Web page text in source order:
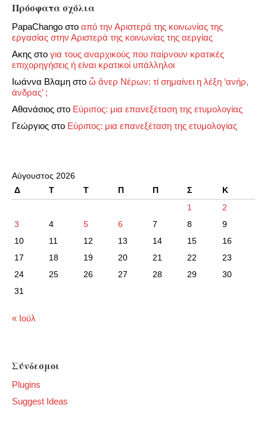
Πρόσφατα σχόλια
PapaChango στο από την Αριστερά της κοινωνίας της
εργασίας στην Αριστερά της κοινωνίας της αεργίας
Ακης στο για τους αναρχικούς που παίρνουν κρατικές
επιχορηγήσεις ή είναι κρατικοί υπάλληλοι
Ιωάννα Βλαμη στο ὦ ἄνερ Νέρων: τί σημαίνει η λέξη ‘ανήρ,
άνδρας’ ;
Αθανάσιος στο Εύριπος: μια επανεξέταση της ετυμολογίας
Γεώργιος στο Εύριπος: μια επανεξέταση της ετυμολογίας
Αύγουστος 2026
Δ
Τ Τ Π Π Σ
Κ
1
2
3
4 5 6 7 8
9
10
11 12 13 14 15
16
17
18 19 20 21 22
23
24
25 26 27 28 29
30
31
« Ιούλ
Σύνδεσμοι
Plugins
Suggest Ideas